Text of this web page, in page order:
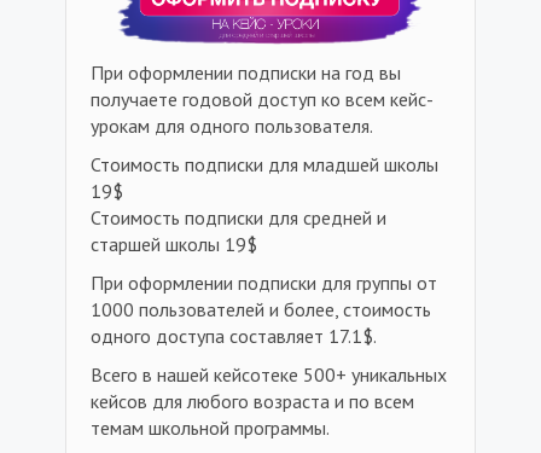
При оформлении подписки на год вы
получаете годовой доступ ко всем кейс-
урокам для одного пользователя.
Стоимость подписки для младшей школы
19$
Стоимость подписки для средней и
старшей школы 19$
При оформлении подписки для группы от
1000 пользователей и более, стоимость
одного доступа составляет 17.1$.
Всего в нашей кейсотеке 500+ уникальных
кейсов для любого возраста и по всем
темам школьной программы.